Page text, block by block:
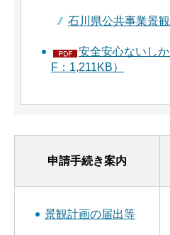
石川県公共事業景
安全安心ないし
F：1,211KB）
申請手続き案内
景観計画の届出等